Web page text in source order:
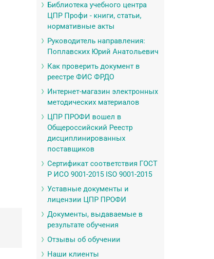
Библиотека учебного центра
ЦПР Профи - книги, статьи,
нормативные акты
Руководитель направления:
Поплавских Юрий Анатольевич
Как проверить документ в
реестре ФИС ФРДО
Интернет-магазин электронных
методических материалов
ЦПР ПРОФИ вошел в
Общероссийский Реестр
дисциплинированных
поставщиков
Сертификат соответствия ГОСТ
Р ИСО 9001-2015 ISO 9001-2015
Уставные документы и
лицензии ЦПР ПРОФИ
Документы, выдаваемые в
результате обучения
Отзывы об обучении
Наши клиенты